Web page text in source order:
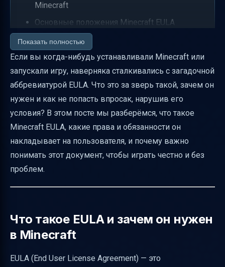
Minecraft
Основные положения Minecraft EULA
простыми словами
Особенности правил по плащам и накидкам
в Minecraft
Как проверить правила сервера и избежать
нарушений
Как участвовать в исследованиях форума и
зачем это нужно
Юридические нюансы и международные
особенности EULA
Полезные ссылки
Показать полностью
Если вы когда-нибудь устанавливали Minecraft или
запускали игру, наверняка сталкивались с загадочной
аббревиатурой EULA. Что это за зверь такой, зачем он
нужен и как не попасть впросак, нарушив его
условия? В этом посте мы разберёмся, что такое
Minecraft EULA, какие права и обязанности он
накладывает на пользователя, и почему важно
понимать этот документ, чтобы играть честно и без
проблем.
Что такое EULA и зачем он нужен
в Minecraft
EULA (End User License Agreement) — это